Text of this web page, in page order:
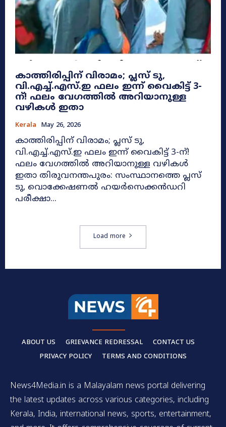
കാത്തിരിപ്പിന് വിരാമം; പ്ലസ് ടു,
വി.എച്ച്.എസ്.ഇ ഫലം ഇന്ന് വൈകിട്ട് 3-
ന്! ഫലം വേഗത്തിൽ അറിയാനുള്ള
വഴികൾ ഇതാ
Kerala May 26, 2026
കാത്തിരിപ്പിന് വിരാമം; പ്ലസ് ടു,
വി.എച്ച്.എസ്.ഇ ഫലം ഇന്ന് വൈകിട്ട് 3-ന്!
ഫലം വേഗത്തിൽ അറിയാനുള്ള വഴികൾ
ഇതാ തിരുവനന്തപുരം: സംസ്ഥാനത്തെ പ്ലസ്
ടു, വൊക്കേഷണൽ ഹയർസെക്കൻഡറി
പരീക്ഷാ...
Load more
ABOUT US GRIEVANCE REDRESSAL
CONTACT US
PRIVACY POLICY
TERMS AND CONDITIONS
News4Media.in is a Malayalam news portal delivering
the latest updates across various categories, including
Kerala, India, international news, sports, entertainment,